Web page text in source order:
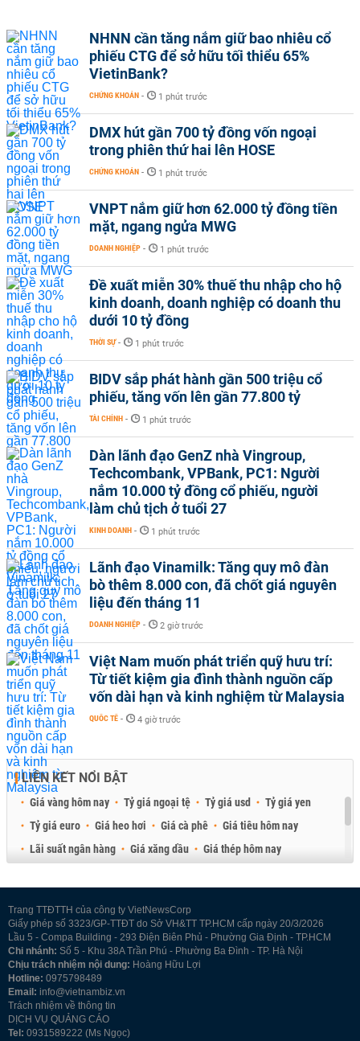
NHNN cần tăng nắm giữ bao nhiêu cổ
phiếu CTG để sở hữu tối thiểu 65%
VietinBank?
CHỨNG KHOÁN - 1 phút trước
DMX hút gần 700 tỷ đồng vốn ngoại
trong phiên thứ hai lên HOSE
CHỨNG KHOÁN - 1 phút trước
VNPT nắm giữ hơn 62.000 tỷ đồng tiền
mặt, ngang ngửa MWG
DOANH NGHIỆP - 1 phút trước
Đề xuất miễn 30% thuế thu nhập cho hộ
kinh doanh, doanh nghiệp có doanh thu
dưới 10 tỷ đồng
THỜI SỰ - 1 phút trước
BIDV sắp phát hành gần 500 triệu cổ
phiếu, tăng vốn lên gần 77.800 tỷ
TÀI CHÍNH - 1 phút trước
Dàn lãnh đạo GenZ nhà Vingroup,
Techcombank, VPBank, PC1: Người
nắm 10.000 tỷ đồng cổ phiếu, người
làm chủ tịch ở tuổi 27
KINH DOANH - 1 phút trước
Lãnh đạo Vinamilk: Tăng quy mô đàn
bò thêm 8.000 con, đã chốt giá nguyên
liệu đến tháng 11
DOANH NGHIỆP - 2 giờ trước
Việt Nam muốn phát triển quỹ hưu trí:
Từ tiết kiệm gia đình thành nguồn cấp
vốn dài hạn và kinh nghiệm từ Malaysia
QUỐC TẾ - 4 giờ trước
LIÊN KẾT NỔI BẬT
Giá vàng hôm nay Tỷ giá ngoại tệ Tỷ giá usd
Tỷ giá yen
Tỷ giá euro
Giá heo hơi Giá cà phê
Giá tiêu hôm nay
Lãi suất ngân hàng
Giá xăng dầu
Giá thép hôm nay
Trang TTĐTTH của công ty VietNewsCorp
Giấy phép số 3323/GP-TTĐT do Sở VH&TT TP.HCM cấp ngày 20/3/2026
Lầu 5 - Compa Building - 293 Điện Biên Phủ - Phường Gia Định - TP.HCM
Chi nhánh: Số 5 - Khu 38A Trần Phú - Phường Ba Đình - TP. Hà Nội
Chịu trách nhiệm nội dung: Hoàng Hữu Lợi
Hotline: 0975798489
Email: info@vietnambiz.vn
Trách nhiệm về thông tin
DỊCH VỤ QUẢNG CÁO
Tel: 0931589222 (Ms Ngọc)